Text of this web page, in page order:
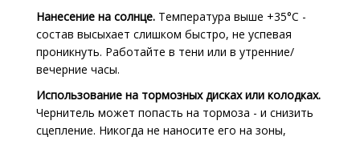
Нанесение на солнце. Температура выше +35°C -
состав высыхает слишком быстро, не успевая
проникнуть. Работайте в тени или в утренние/
вечерние часы.
Использование на тормозных дисках или колодках.
Чернитель может попасть на тормоза - и снизить
сцепление. Никогда не наносите его на зоны,